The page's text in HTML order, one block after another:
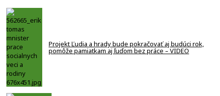
Projekt Ľudia a hrady bude pokračovať aj budúci rok,
pomôže pamiatkam aj ľuďom bez práce – VIDEO